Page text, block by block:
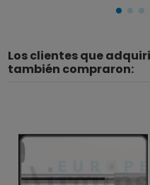
Los clientes que
también compraron: